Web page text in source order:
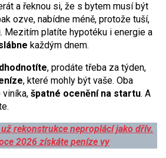
a řeknou si, že s bytem musí být
ozve, nabídne méně, protože tuší,
Mezitím platíte hypotéku i energie a
každým dnem.
, prodáte třeba za týden,
, které mohly být vaše. Oba
viníka, špatné ocenění na startu. A
rekonstrukce neproplácí jako dřív.
2026 získáte peníze vy